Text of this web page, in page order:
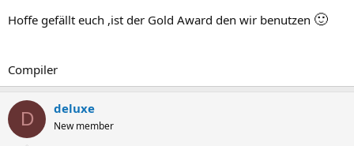
Hoffe gefällt euch ,ist der Gold Award den wir benutzen 🙂
Compiler
D deluxe
New member